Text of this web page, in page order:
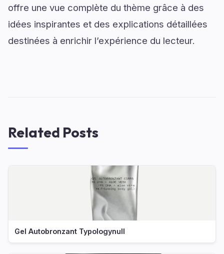
offre une vue complète du thème grâce à des
idées inspirantes et des explications détaillées
destinées à enrichir l’expérience du lecteur.
Related Posts
Gel Autobronzant Typologynull